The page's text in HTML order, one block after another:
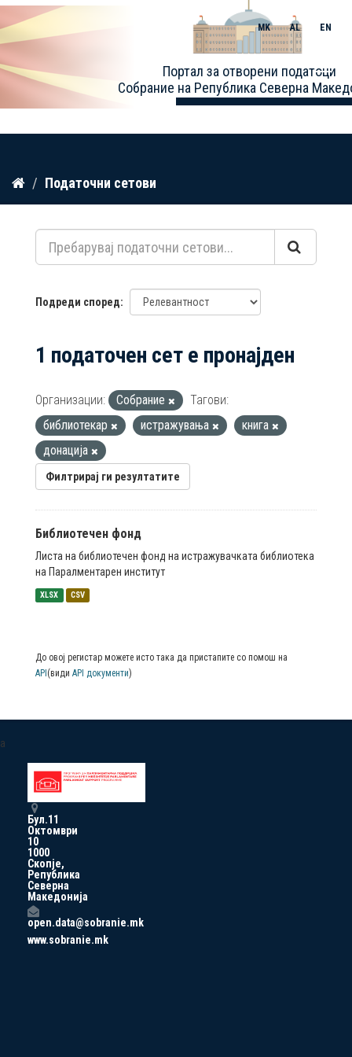
Прескокнете
содржина
Портал за отворени податоци
Собрание на Република Северна
MK AL EN
Toggle
Податочни сетови
Подреди според
1 податочен сет е пронајден
Организации: Собрание
Тагови:
библиотекар
истражувања
книга
донација
Филтрирај ги резултатите
Библиотечен фонд
Листа на библиотечен фонд на истражувачката библиотека
на Паралментарен институт
XLSX CSV
До овој регистар можете исто така да пристапите со помош на
API (види API документи)
a
Бул.11
Октомври
10
1000
Скопје,
Република
Северна
Македонија
open.data@sobranie.mk
www.sobranie.mk